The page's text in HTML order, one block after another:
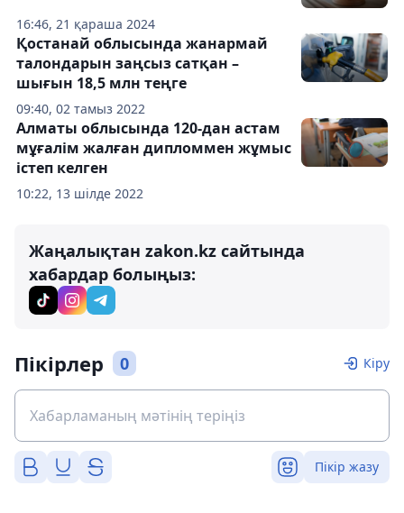
16:46, 21 қараша 2024
09:40, 02 тамыз 2022
Қостанай облысында жанармай
талондарын заңсыз сатқан –
шығын 18,5 млн теңге
10:22, 13 шілде 2022
Алматы облысында 120-дан астам
мұғалім жалған дипломмен жұмыс
істеп келген
Жаңалықтан zakon.kz сайтында
хабардар болыңыз:
Пікірлер 0 Кіру
Пікір жазу